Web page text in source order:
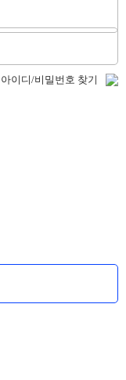
아이디/비밀번호 찾기